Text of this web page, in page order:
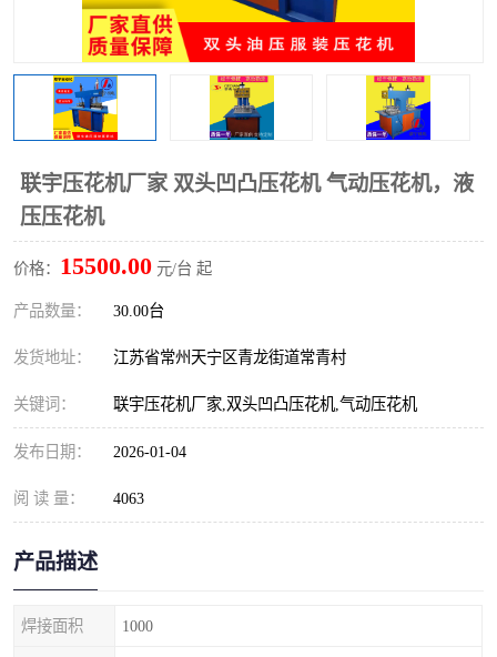
联宇压花机厂家 双头凹凸压花机 气动压花机，液
压压花机
价格： 15500.00 元/台 起
产品数量： 30.00台
发货地址： 江苏省常州天宁区青龙街道常青村
关键词： 联宇压花机厂家,双头凹凸压花机,气动压花机
发布日期： 2026-01-04
阅 读 量： 4063
产品描述
焊接面积 1000